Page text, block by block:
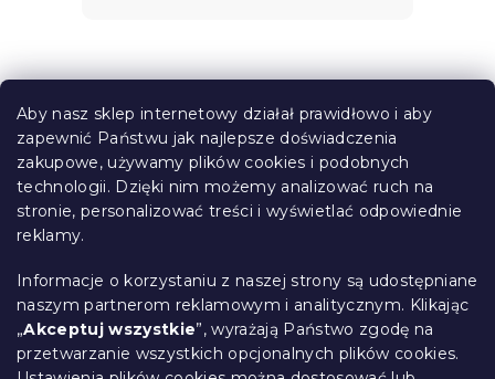
Aby nasz sklep internetowy działał prawidłowo i aby
zapewnić Państwu jak najlepsze doświadczenia
zakupowe, używamy plików cookies i podobnych
technologii. Dzięki nim możemy analizować ruch na
stronie, personalizować treści i wyświetlać odpowiednie
reklamy.
Informacje o korzystaniu z naszej strony są udostępniane
naszym partnerom reklamowym i analitycznym. Klikając
„Akceptuj wszystkie”, wyrażają Państwo zgodę na
przetwarzanie wszystkich opcjonalnych plików cookies.
S
Informacje dla Ciebie
Śledzenie zamówienia
Opcje dostawy
Metody płatności
Reklamacje i zwroty towarów
Kontakt
Regulamin
Ochrona danych osobowych